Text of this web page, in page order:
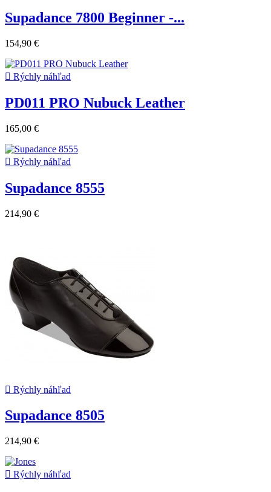
Supadance 7800 Beginner -...
154,90 €
 Rýchly náhľad
PD011 PRO Nubuck Leather
165,00 €
 Rýchly náhľad
Supadance 8555
214,90 €
 Rýchly náhľad
Supadance 8505
214,90 €
 Rýchly náhľad